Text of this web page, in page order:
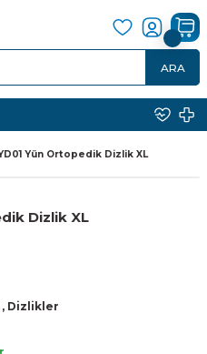
ARA
Yün Ortopedik Dizlik XL
Dizlik XL
, Dizlikler